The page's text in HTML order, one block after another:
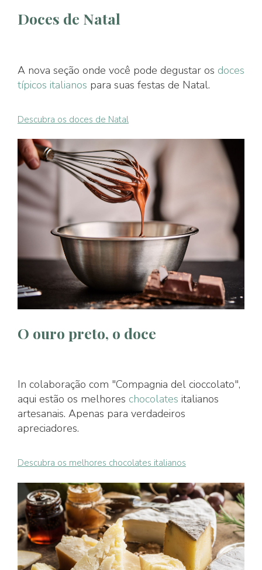
Doces de Natal
A nova seção onde você pode degustar os doces
típicos italianos para suas festas de Natal.
Descubra os doces de Natal
O ouro preto, o doce
In colaboração com "Compagnia del cioccolato",
aqui estão os melhores chocolates italianos
artesanais. Apenas para verdadeiros
apreciadores.
Descubra os melhores chocolates italianos